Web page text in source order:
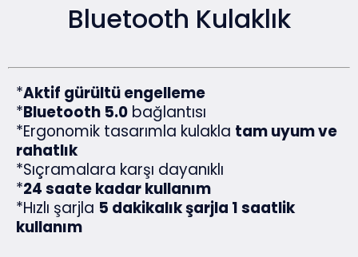
Bluetooth Kulaklık
*Aktif gürültü engelleme
*Bluetooth 5.0 bağlantısı
*Ergonomik tasarımla kulakla tam uyum ve
rahatlık
*Sıçramalara karşı dayanıklı
*24 saate kadar kullanım
*Hızlı şarjla 5 dakikalık şarjla 1 saatlik
kullanım